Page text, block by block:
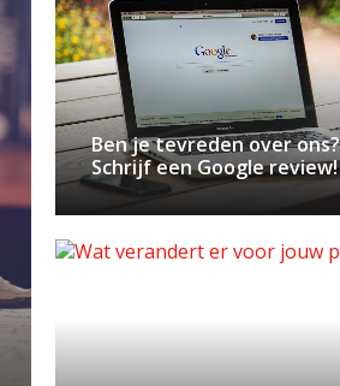
Ben je tevreden over ons?
Schrijf een Google review!